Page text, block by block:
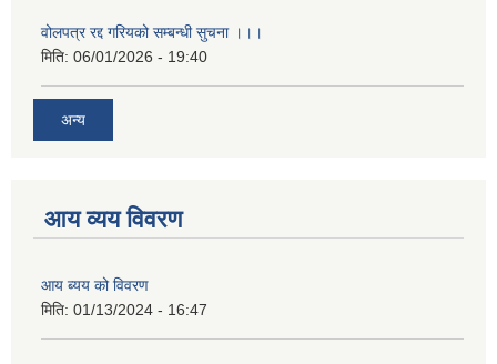
वोलपत्र रद्द गरियको सम्बन्धी सुचना ।।।
मिति: 06/01/2026 - 19:40
अन्य
आय व्यय विवरण
आय ब्यय को विवरण
मिति: 01/13/2024 - 16:47